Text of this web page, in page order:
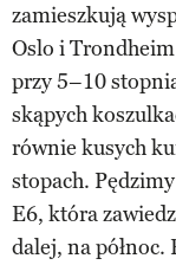
zamieszkują
Oslo i
przy 5–10
skąpych
równie kusych
stopach.
E6, która
dalej, na